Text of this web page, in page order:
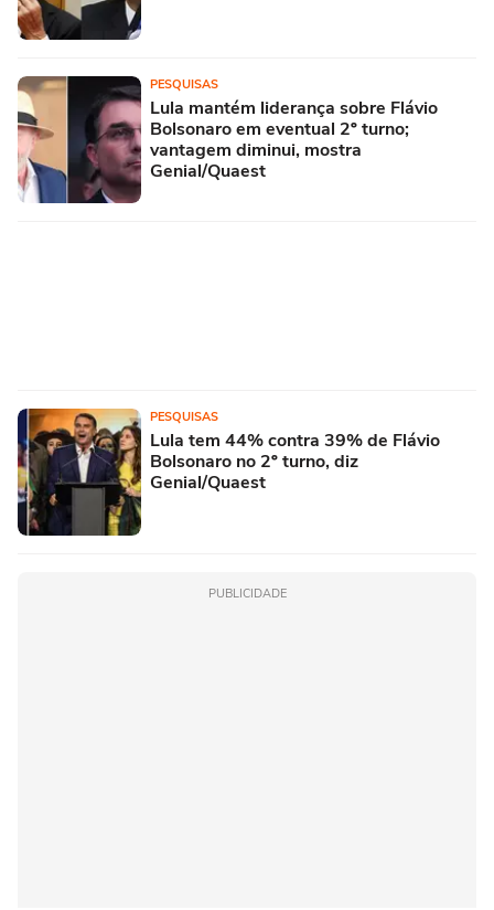
PESQUISAS
Lula mantém liderança sobre Flávio
Bolsonaro em eventual 2º turno;
vantagem diminui, mostra
Genial/Quaest
PESQUISAS
Lula tem 44% contra 39% de Flávio
Bolsonaro no 2º turno, diz
Genial/Quaest
PUBLICIDADE